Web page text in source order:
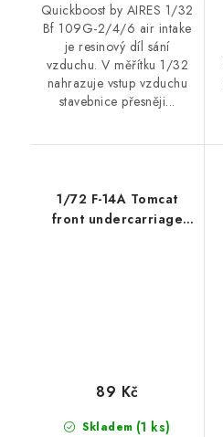
Quickboost by AIRES 1/32
Bf 109G-2/4/6 air intake
je resinový díl sání
vzduchu. V měřítku 1/32
nahrazuje vstup vzduchu
stavebnice přesněji...
1/72 F-14A Tomcat
front undercarriage
Skladem (1 ks)
89 Kč